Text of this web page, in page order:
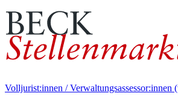
Volljurist:innen / Verwaltungsassessor:innen